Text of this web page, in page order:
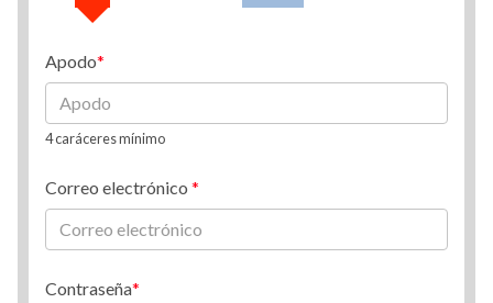
Apodo
4 caráceres mínimo
Correo electrónico
Contraseña